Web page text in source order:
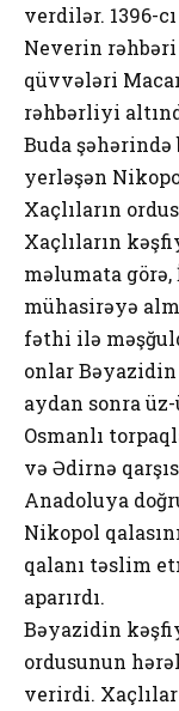
verdilər. 1396-
Neverin
qüvvələri
rəhbərliyi
Buda
yerləşən
Xaçlıların
Xaçlıların
məlumata görə,
mühasirəyə
fəthi ilə
onlar
aydan sonra
Osmanlı
və Ədirnə
Anadoluya
Nikopol
qalanı təslim
aparırdı.
Bəyazidin
ordusunun
verirdi.